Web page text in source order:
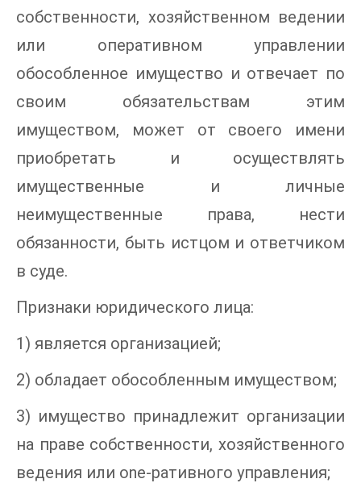
собственности, хозяйственном ведении
или оперативном управлении
обособленное имущество и отвечает по
своим обязательствам этим
имуществом, может от своего имени
приобретать и осуществлять
имущественные и личные
неимущественные права, нести
обязанности, быть истцом и ответчиком
в суде.
Признаки юридического лица:
1) является организацией;
2) обладает обособленным имуществом;
3) имущество принадлежит организации
на праве собственности, хозяйственного
ведения или one-ративного управления;